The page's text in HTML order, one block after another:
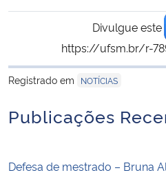
Divulgue
https://ufsm.br/r-
Registrado em
NOTÍCIAS
Publicações
Defesa de mestrado – Bruna